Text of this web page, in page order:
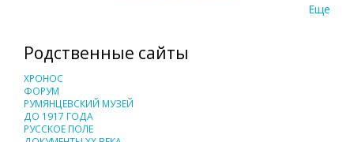
Еще
Родственные сайты
ХРОНОС
ФОРУМ
РУМЯНЦЕВСКИЙ МУЗЕЙ
ДО 1917 ГОДА
РУССКОЕ ПОЛЕ